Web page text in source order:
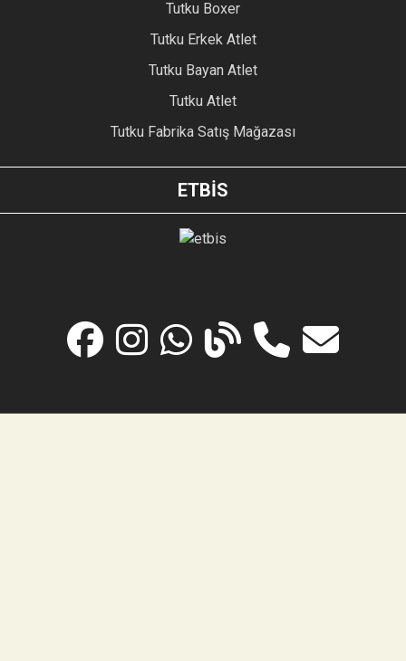
Tutku Boxer
Tutku Erkek Atlet
Tutku Bayan Atlet
Tutku Atlet
Tutku Fabrika Satış Mağazası
ETBİS